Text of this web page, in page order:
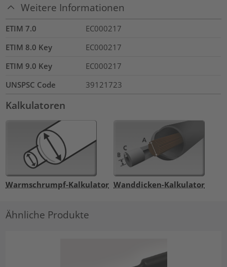
Weitere Informationen
ETIM 7.0
EC000217
ETIM 8.0 Key
EC000217
ETIM 9.0 Key
EC000217
UNSPSC Code
39121723
Kalkulatoren
Warmschrumpf-Kalkulator Wanddicken-Kalkulator
Ähnliche Produkte